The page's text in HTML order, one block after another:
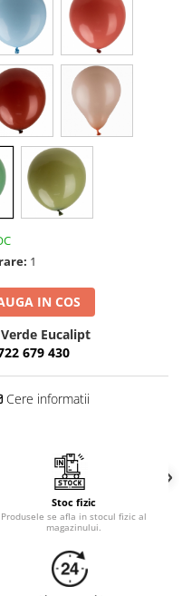
1
IN COS
Eucalipt
679 430
Cere informatii
Stoc fizic
Produsele se afla in stocul fizic al
magazinului.